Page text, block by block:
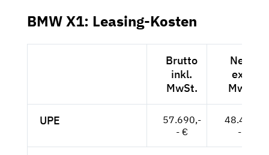
BMW X1: Leasing-Kosten
Brutto
inkl.
MwSt.
Netto
exkl.
MwSt.
UPE
57.690,-
- €
48.479,-
- €